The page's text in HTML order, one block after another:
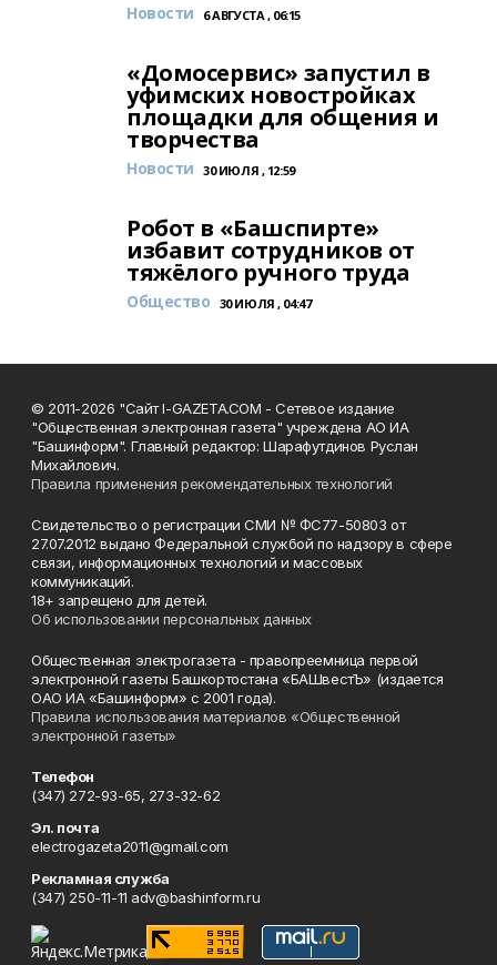
Новости 6 АВГУСТА , 06:15
«Домосервис» запустил в
уфимских новостройках
площадки для общения и
творчества
Новости 30 ИЮЛЯ , 12:59
Робот в «Башспирте»
избавит сотрудников от
тяжёлого ручного труда
Общество 30 ИЮЛЯ , 04:47
© 2011-2026 "Сайт I-GAZETA.COM - Сетевое издание
"Общественная электронная газета" учреждена АО ИА
"Башинформ". Главный редактор: Шарафутдинов Руслан
Михайлович.
Правила применения рекомендательных технологий
Свидетельство о регистрации СМИ № ФС77-50803 от
27.07.2012 выдано Федеральной службой по надзору в сфере
связи, информационных технологий и массовых
коммуникаций.
18+ запрещено для детей.
Об использовании персональных данных
Общественная электрогазета - правопреемница первой
электронной газеты Башкортостана «БАШвестЪ» (издается
ОАО ИА «Башинформ» с 2001 года).
Правила использования материалов «Общественной
электронной газеты»
Телефон
(347) 272-93-65, 273-32-62
Эл. почта
electrogazeta2011@gmail.com
Рекламная служба
(347) 250-11-11 adv@bashinform.ru